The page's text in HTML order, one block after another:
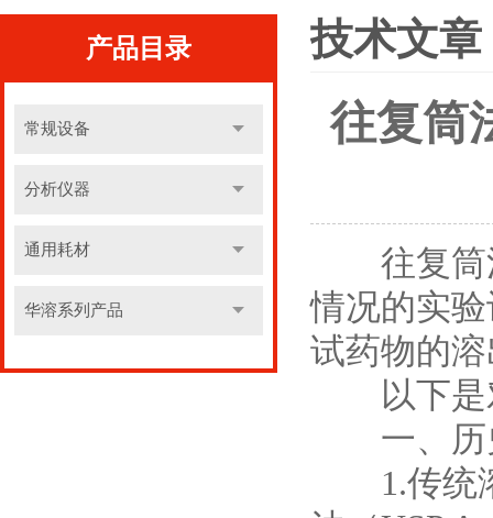
产品目录
常规设备
分析仪器
通用耗材
华溶系列产品
技术文章
往复筒
往复筒法
情况的实
试药物的
以下是
一、历
1.传统溶